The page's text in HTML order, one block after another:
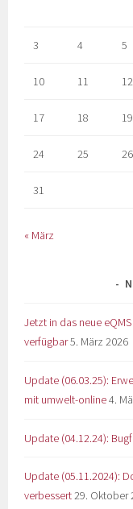
3 4 5
10 11 12
17 18 19
24 25 26
31
« März
Jetzt in das neue
verfügbar5. März 2026
Update (06.03.25):
mit umwelt-online4.
Update (04.12.24):
Update (05.11.2024):
verbessert29. Oktober